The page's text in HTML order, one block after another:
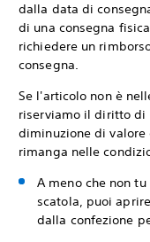
dalla data di
di una consegna
richiedere un
consegna.
Se l'articolo non è
riserviamo il diritto
diminuzione di
rimanga nelle
A meno che non
scatola, puoi
dalla confezione